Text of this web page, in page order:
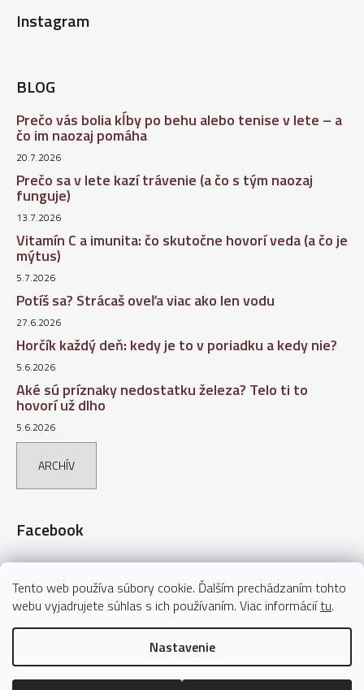
Tento web používa súbory cookie. Ďalším prechádzaním tohto
webu vyjadrujete súhlas s ich používaním. Viac informáciítu.
Nastavenie
Instagram
BLOG
Prečo vás bolia kĺby po behu alebo tenise v lete – a
čo im naozaj pomáha
20.7.2026
Prečo sa v lete kazí trávenie (a čo s tým naozaj
funguje)
13.7.2026
Vitamín C a imunita: čo skutočne hovorí veda (a čo je
mýtus)
5.7.2026
Potíš sa? Strácaš oveľa viac ako len vodu
27.6.2026
Horčík každý deň: kedy je to v poriadku a kedy nie?
5.6.2026
Aké sú príznaky nedostatku železa? Telo ti to
hovorí už dlho
5.6.2026
ARCHÍV
Facebook
Copyright 2026AVITA – Vaše výživové doplnky. Všetky práva